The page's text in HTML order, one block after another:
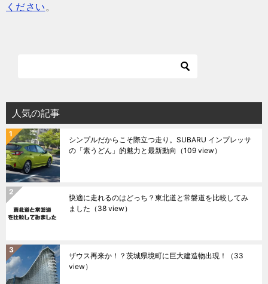
ください。
人気の記事
シンプルだからこそ際立つ走り。SUBARU インプレッサ
の「素うどん」的魅力と最新動向 （109 view）
快適に走れるのはどっち？東北道と常磐道を比較してみ
ました （38 view）
ザウス再来か！？茨城県境町に巨大建造物出現！
（33
view）